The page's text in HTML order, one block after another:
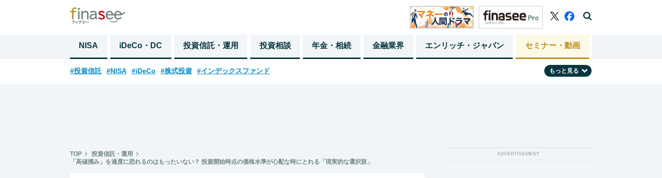
NISA iDeCo・DC 投資信託・運用 投資相談 年金・相続 金融業界 エンリッチ・ジャパン セミナー・動画
#投資信託 #NISA #iDeCo #株式投資 #インデックスファンド もっと見る
TOP
投資信託・運用
「高値掴み」を過度に恐れるのはもったいない？ 投資開始時点の価格水準が心配な時にとれる「現実的な選択肢」
ADVERTISEMENT